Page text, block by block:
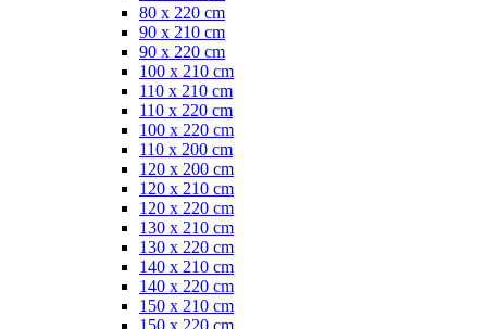
80 x 220 cm
90 x 210 cm
90 x 220 cm
100 x 210 cm
110 x 210 cm
110 x 220 cm
100 x 220 cm
110 x 200 cm
120 x 200 cm
120 x 210 cm
120 x 220 cm
130 x 210 cm
130 x 220 cm
140 x 210 cm
140 x 220 cm
150 x 210 cm
150 x 220 cm